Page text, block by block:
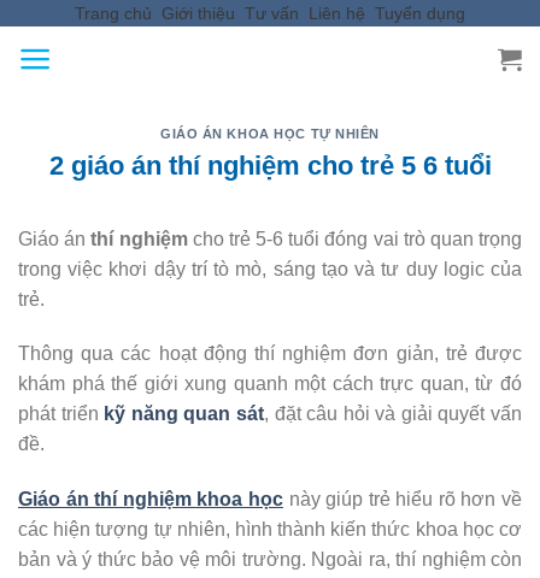
content
Trang chủ Giới thiệu Tư vấn Liên hệ Tuyển dụng
GIÁO ÁN KHOA HỌC TỰ NHIÊN
2 giáo án thí nghiệm cho trẻ 5 6 tuổi
Giáo ánthí nghiệmcho trẻ 5-6 tuổi đóng vai trò quan trọng
trong việc khơi dậy trí tò mò, sáng tạo và tư duy logic của
trẻ.
Thông qua các hoạt động thí nghiệm đơn giản, trẻ được
khám phá thế giới xung quanh một cách trực quan, từ đó
phát triển kỹ năng quan sát, đặt câu hỏi và giải quyết vấn
đề.
Giáo án thí nghiệm khoa họcnày giúp trẻ hiểu rõ hơn về
các hiện tượng tự nhiên, hình thành kiến thức khoa học cơ
bản và ý thức bảo vệ môi trường. Ngoài ra, thí nghiệm còn